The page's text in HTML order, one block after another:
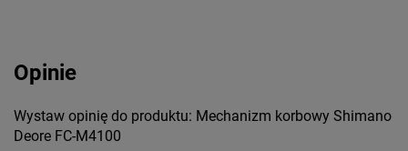
Opinie
Wystaw opinię do produktu: Mechanizm korbowy Shimano
Deore FC-M4100